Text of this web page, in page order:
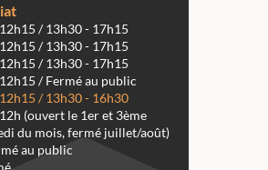
/ 13h30 - 17h15
/ 13h30 - 17h15
/ 13h30 - 17h15
/ Fermé au public
/ 13h30 - 16h30
(ouvert le 1er et 3ème
du mois, fermé juillet/août)
au public